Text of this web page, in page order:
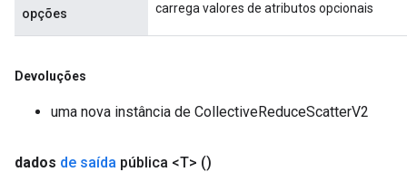
opções carrega valores de atributos opcionais
Devoluções
uma nova instância de CollectiveReduceScatterV2
dados de saída pública <T> ()